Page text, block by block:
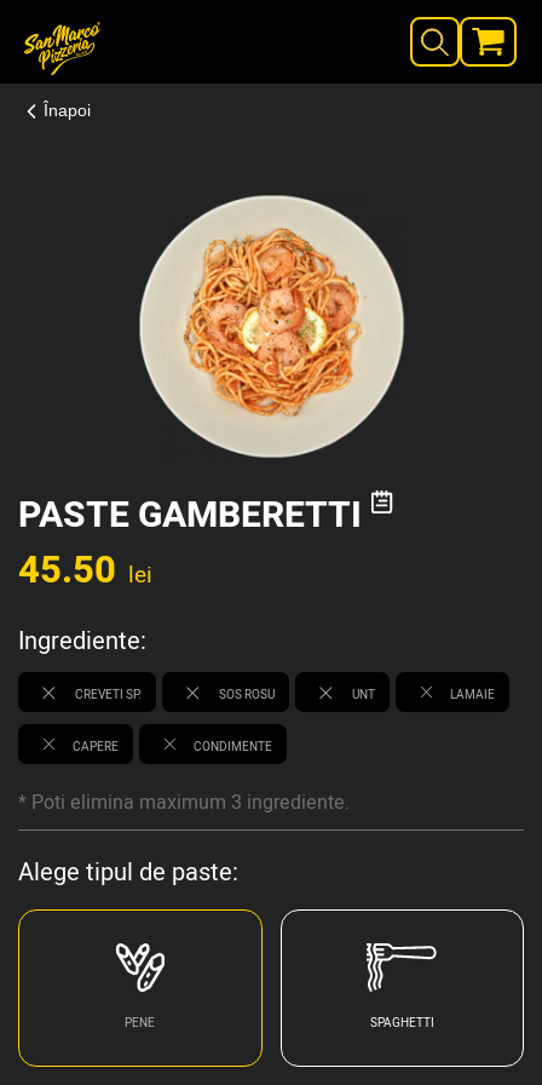
Înapoi
PASTE GAMBERETTI
45.50 lei
Ingrediente:
CREVETI SP. SOS ROSU UNT LAMAIE
CAPERE CONDIMENTE
* Poti elimina maximum 3 ingrediente.
Alege tipul de paste:
PENE SPAGHETTI